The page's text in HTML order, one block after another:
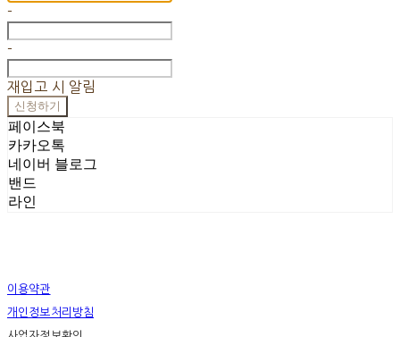
-
-
재입고 시 알림
신청하기
페이스북
카카오톡
네이버 블로그
밴드
라인
이용약관
개인정보처리방침